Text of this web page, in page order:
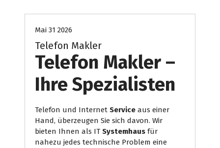
Mai 31 2026
Telefon Makler
Telefon Makler –
Ihre Spezialisten
Telefon und Internet Service aus einer
Hand, überzeugen Sie sich davon. Wir
bieten Ihnen als IT Systemhaus für
nahezu jedes technische Problem eine